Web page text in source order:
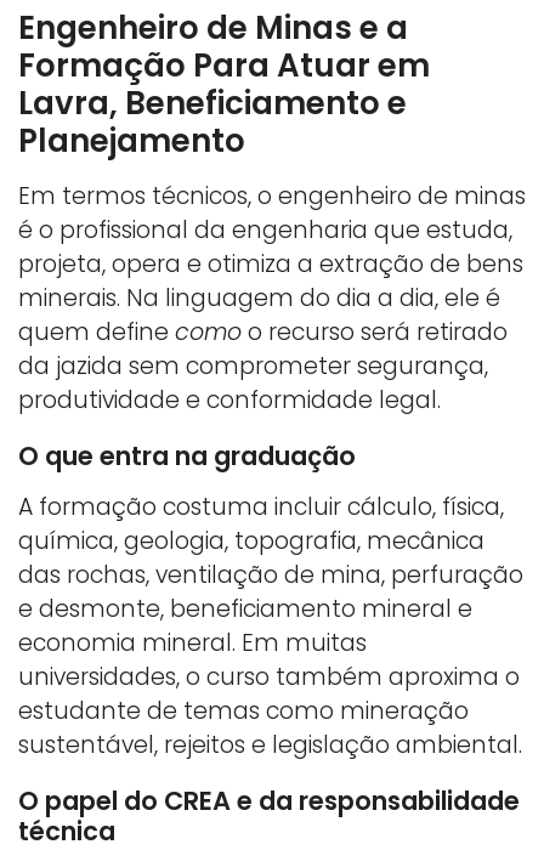
Engenheiro de Minas e a
Formação Para Atuar em
Lavra, Beneficiamento e
Planejamento
Em termos técnicos, o engenheiro de minas
é o profissional da engenharia que estuda,
projeta, opera e otimiza a extração de bens
minerais. Na linguagem do dia a dia, ele é
quem define comoo recurso será retirado
da jazida sem comprometer segurança,
produtividade e conformidade legal.
O que entra na graduação
A formação costuma incluir cálculo, física,
química, geologia, topografia, mecânica
das rochas, ventilação de mina, perfuração
e desmonte, beneficiamento mineral e
economia mineral. Em muitas
universidades, o curso também aproxima o
estudante de temas como mineração
sustentável, rejeitos e legislação ambiental.
O papel do CREA e da responsabilidade
técnica